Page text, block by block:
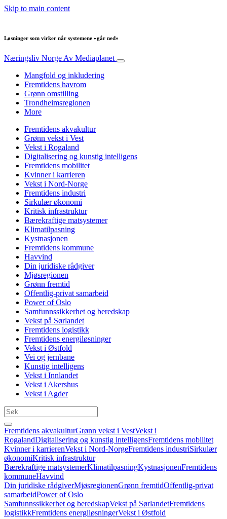
Skip to main content
Løsninger som virker når systemene «går ned»
Næringsliv Norge Av Mediaplanet
Mangfold og inkludering
Fremtidens havrom
Grønn omstilling
Trondheimsregionen
More
Fremtidens akvakultur
Grønn vekst i Vest
Vekst i Rogaland
Digitalisering og kunstig intelligens
Fremtidens mobilitet
Kvinner i karrieren
Vekst i Nord-Norge
Fremtidens industri
Sirkulær økonomi
Kritisk infrastruktur
Bærekraftige matsystemer
Klimatilpasning
Kystnasjonen
Fremtidens kommune
Havvind
Din juridiske rådgiver
Mjøsregionen
Grønn fremtid
Offentlig-privat samarbeid
Power of Oslo
Samfunnssikkerhet og beredskap
Vekst på Sørlandet
Fremtidens logistikk
Fremtidens energiløsninger
Vekst i Østfold
Vei og jernbane
Kunstig intelligens
Vekst i Innlandet
Vekst i Akershus
Vekst i Agder
Fremtidens akvakulturGrønn vekst i VestVekst i
RogalandDigitalisering og kunstig intelligensFremtidens mobilitet
Kvinner i karrierenVekst i Nord-NorgeFremtidens industriSirkulær
økonomiKritisk infrastruktur
Bærekraftige matsystemerKlimatilpasningKystnasjonenFremtidens
kommuneHavvind
Din juridiske rådgiverMjøsregionenGrønn fremtidOffentlig-privat
samarbeidPower of Oslo
Samfunnssikkerhet og beredskapVekst på SørlandetFremtidens
logistikkFremtidens energiløsningerVekst i Østfold